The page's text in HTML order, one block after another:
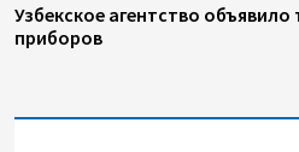
Узбекское агентство объявило
приборов